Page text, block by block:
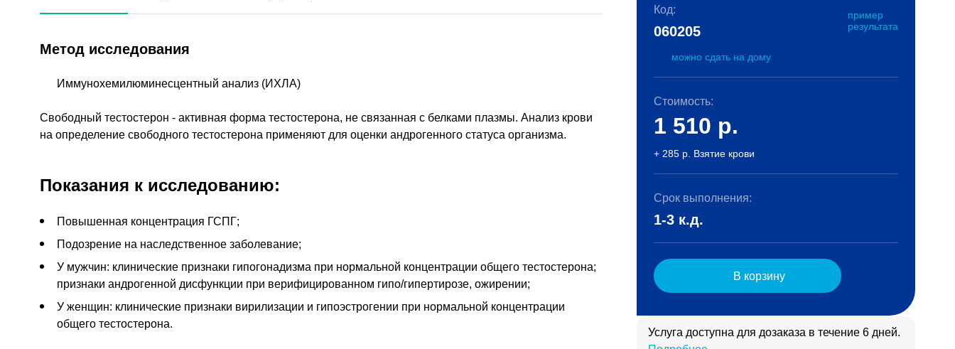
Метод исследования
Иммунохемилюминесцентный анализ (ИХЛА)
Свободный тестостерон - активная форма тестостерона, не связанная с белками плазмы. Анализ крови
на определение свободного тестостерона применяют для оценки андрогенного статуса организма.
Показания к исследованию:
Повышенная концентрация ГСПГ;
Подозрение на наследственное заболевание;
У мужчин: клинические признаки гипогонадизма при нормальной концентрации общего тестостерона;
признаки андрогенной дисфункции при верифицированном гипо/гипертирозе, ожирении;
У женщин: клинические признаки вирилизации и гипоэстрогении при нормальной концентрации
общего тестостерона.
Код:
пример
результата
060205
можно сдать на дому
Стоимость:
1 510 р.
+ 285 р. Взятие крови
Срок выполнения:
1-3 к.д.
В корзину
Услуга доступна для дозаказа в течение 6 дней.